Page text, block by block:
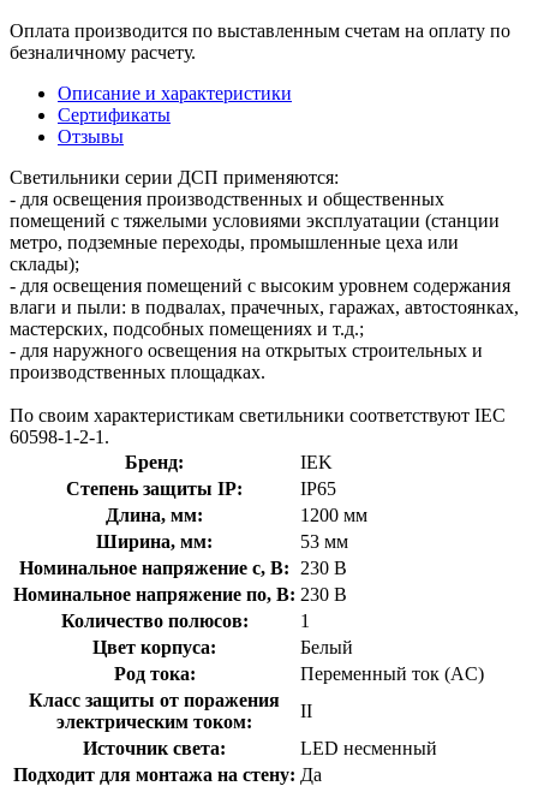
Оплата производится по выставленным счетам на оплату по
безналичному расчету.
Описание и характеристики
Сертификаты
Отзывы
Светильники серии ДСП применяются:
- для освещения производственных и общественных
помещений с тяжелыми условиями эксплуатации (станции
метро, подземные переходы, промышленные цеха или
склады);
- для освещения помещений с высоким уровнем содержания
влаги и пыли: в подвалах, прачечных, гаражах, автостоянках,
мастерских, подсобных помещениях и т.д.;
- для наружного освещения на открытых строительных и
производственных площадках.
По своим характеристикам светильники соответствуют IEC
60598-1-2-1.
Бренд:
IEK
Степень защиты IP:
IP65
Длина, мм:
1200 мм
Ширина, мм:
53 мм
Номинальное напряжение с, В:
230 В
Номинальное напряжение по, В: 230 В
Количество полюсов:
1
Цвет корпуса:
Белый
Род тока:
Переменный ток (AC)
Класс защиты от поражения
электрическим током:
II
Источник света:
LED несменный
Подходит для монтажа на стену: Да